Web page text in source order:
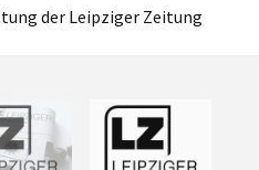
der Leipziger Zeitung